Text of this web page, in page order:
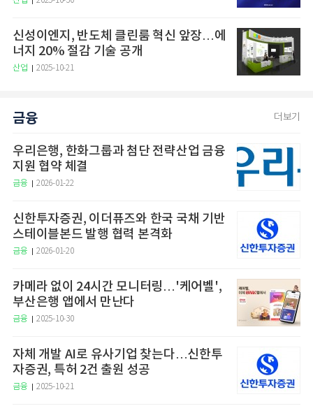
신성이엔지, 반도체 클린룸 혁신 앞장…에
너지 20% 절감 기술 공개
산업 2025-10-21
금융 더보기
우리은행, 한화그룹과 첨단 전략산업 금융
지원 협약 체결
금융 2026-01-22
신한투자증권, 이더퓨즈와 한국 국채 기반
스테이블본드 발행 협력 본격화
금융 2026-01-20
카메라 없이 24시간 모니터링…'케어벨',
부산은행 앱에서 만난다
금융 2025-10-30
자체 개발 AI로 유사기업 찾는다…신한투
자증권, 특허 2건 출원 성공
금융 2025-10-21